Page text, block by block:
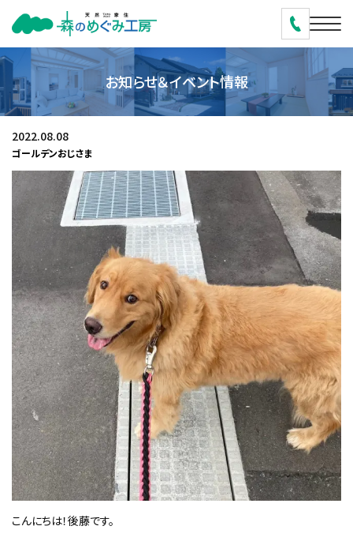
お知らせ＆イベント情報
2022.08.08
ゴールデンおじさま
こんにちは！後藤です。